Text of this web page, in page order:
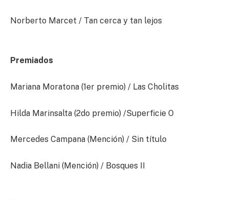
Norberto Marcet / Tan cerca y tan lejos
Premiados
Mariana Moratona (1er premio) / Las Cholitas
Hilda Marinsalta (2do premio) /Superficie O
Mercedes Campana (Mención) / Sin título
Nadia Bellani (Mención) / Bosques II